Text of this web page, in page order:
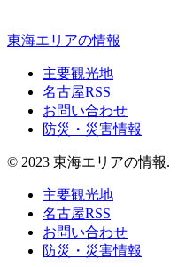
東海エリアの情報
主要観光地
名古屋RSS
お問い合わせ
防災・災害情報
© 2023 東海エリアの情報.
主要観光地
名古屋RSS
お問い合わせ
防災・災害情報